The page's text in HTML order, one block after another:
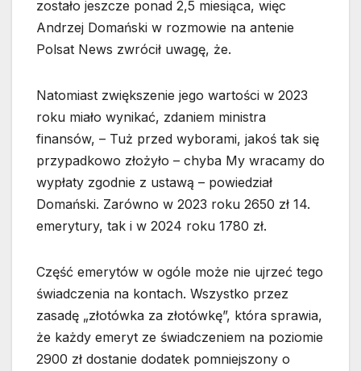
zostało jeszcze ponad 2,5 miesiąca, więc
Andrzej Domański w rozmowie na antenie
Polsat News zwrócił uwagę, że.
Natomiast zwiększenie jego wartości w 2023
roku miało wynikać, zdaniem ministra
finansów, – Tuż przed wyborami, jakoś tak się
przypadkowo złożyło – chyba My wracamy do
wypłaty zgodnie z ustawą – powiedział
Domański. Zarówno w 2023 roku 2650 zł 14.
emerytury, tak i w 2024 roku 1780 zł.
Część emerytów w ogóle może nie ujrzeć tego
świadczenia na kontach. Wszystko przez
zasadę „złotówka za złotówkę”, która sprawia,
że każdy emeryt ze świadczeniem na poziomie
2900 zł dostanie dodatek pomniejszony o